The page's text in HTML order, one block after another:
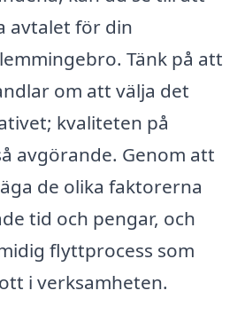
avtalet för din
Tänk på att
om att välja det
kvaliteten på
avgörande. Genom att
de olika faktorerna
tid och pengar, och
flyttprocess som
i verksamheten.